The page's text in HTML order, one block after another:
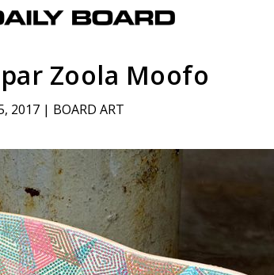
Zoola Moofo
2017| BOARD ART